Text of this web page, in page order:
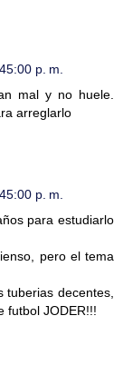
p. m.
mal y no huele.
arreglarlo
p. m.
para estudiarlo
pero el tema
decentes,
futbol JODER!!!